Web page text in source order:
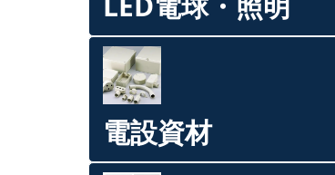
電設資材